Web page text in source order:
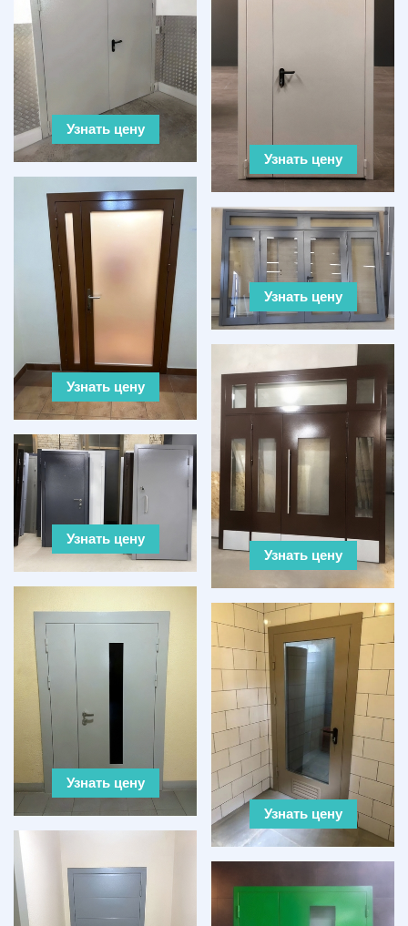
Узнать цену
Узнать цену
Узнать цену
Узнать цену
Узнать цену
Узнать цену
Узнать цену
Узнать цену